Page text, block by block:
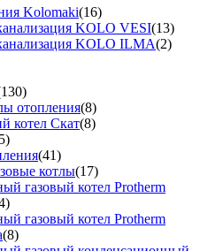
Kolomaki(16)
KOLO VESI(13)
KOLO ILMA(2)
отопления(8)
котел Скат(8)
(41)
котлы(17)
газовый котел Protherm
газовый котел Protherm
(8)